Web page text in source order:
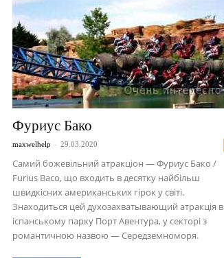
Фуриус Бако
maxwelhelp - 29.03.2020
Самий божевільний атракціон — Фуриус Бако /
Furius Baco, що входить в десятку найбільш
швидкісних американських гірок у світі.
Знаходиться цей духозахватывающий атракція в
іспанському парку Порт Авентура, у секторі з
романтичною назвою — Середземноморя.